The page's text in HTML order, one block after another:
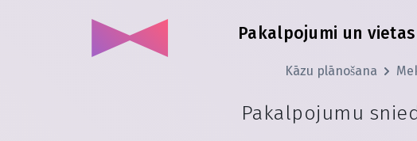
Pakalpojumi un vietas
Kāzu plānošana
Pakalpojumu